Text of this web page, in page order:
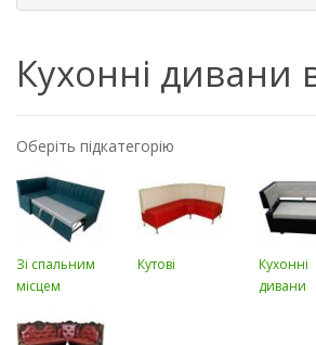
Кухонні дивани
Оберіть підкатегорію
Зі спальним
місцем
Кутові
Кухонні
дивани